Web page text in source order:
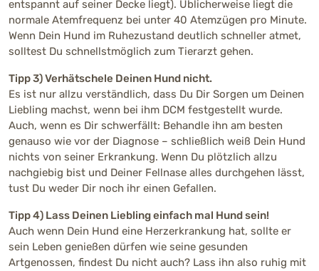
entspannt auf seiner Decke liegt). Üblicherweise liegt die
normale Atemfrequenz bei unter 40 Atemzügen pro Minute.
Wenn Dein Hund im Ruhezustand deutlich schneller atmet,
solltest Du schnellstmöglich zum Tierarzt gehen.
Tipp 3) Verhätschele Deinen Hund nicht.
Es ist nur allzu verständlich, dass Du Dir Sorgen um Deinen
Liebling machst, wenn bei ihm DCM festgestellt wurde.
Auch, wenn es Dir schwerfällt: Behandle ihn am besten
genauso wie vor der Diagnose – schließlich weiß Dein Hund
nichts von seiner Erkrankung. Wenn Du plötzlich allzu
nachgiebig bist und Deiner Fellnase alles durchgehen lässt,
tust Du weder Dir noch ihr einen Gefallen.
Tipp 4) Lass Deinen Liebling einfach mal Hund sein!
Auch wenn Dein Hund eine Herzerkrankung hat, sollte er
sein Leben genießen dürfen wie seine gesunden
Artgenossen, findest Du nicht auch? Lass ihn also ruhig mit